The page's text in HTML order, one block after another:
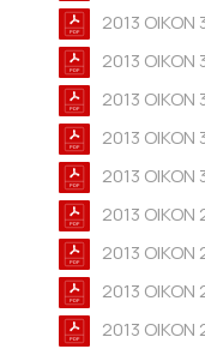
2013 OIKON
2013 OIKON
2013 OIKON
2013 OIKON
2013 OIKON
2013 OIKON
2013 OIKON
2013 OIKON
2013 OIKON